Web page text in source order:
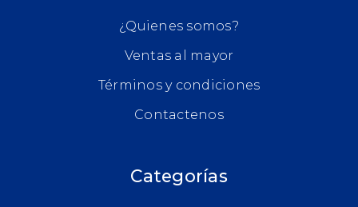
¿Quienes somos?
Ventas al mayor
Términos y condiciones
Contactenos
Categorías